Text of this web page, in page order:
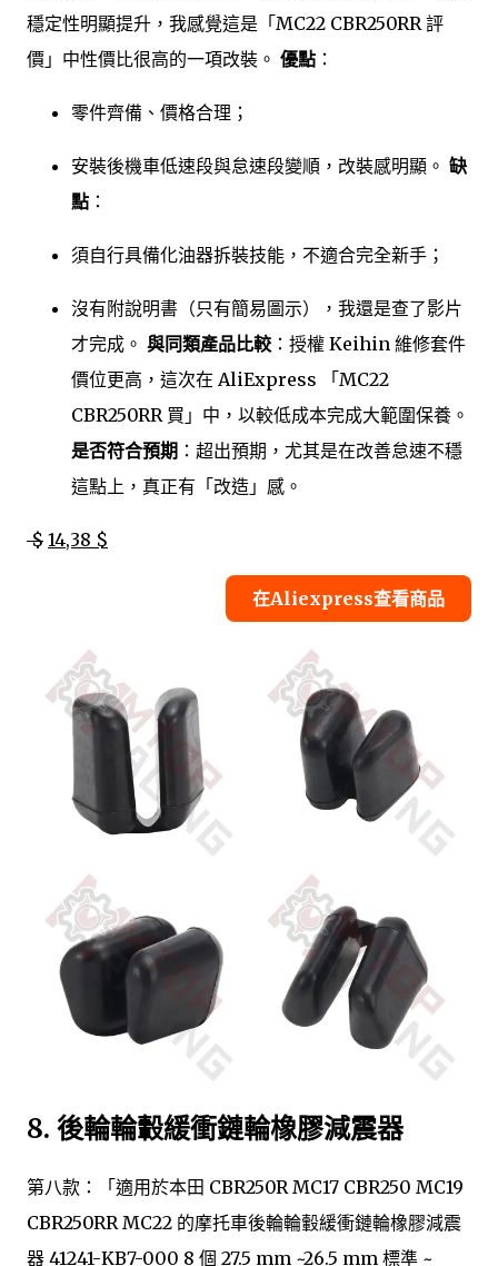
穩定性明顯提升，我感覺這是「MC22 CBR250RR 評
價」中性價比很高的一項改裝。 優點 ：
零件齊備、價格合理；
安裝後機車低速段與怠速段變順，改裝感明顯。 缺
點 ：
須自行具備化油器拆裝技能，不適合完全新手；
沒有附說明書（只有簡易圖示），我還是查了影片
才完成。 與同類產品比較 ：授權 Keihin 維修套件
價位更高，這次在 AliExpress 「MC22
CBR250RR 買」中，以較低成本完成大範圍保養。
是否符合預期 ：超出預期，尤其是在改善怠速不穩
這點上，真正有「改造」感。
$ 14,38 $
在Aliexpress查看商品
8. 後輪輪轂緩衝鏈輪橡膠減震器
第八款：「適用於本田 CBR250R MC17 CBR250 MC19
CBR250RR MC22 的摩托車後輪輪轂緩衝鏈輪橡膠減震
器 41241-KB7-000 8 個 27.5 mm ~26.5 mm 標準 ~